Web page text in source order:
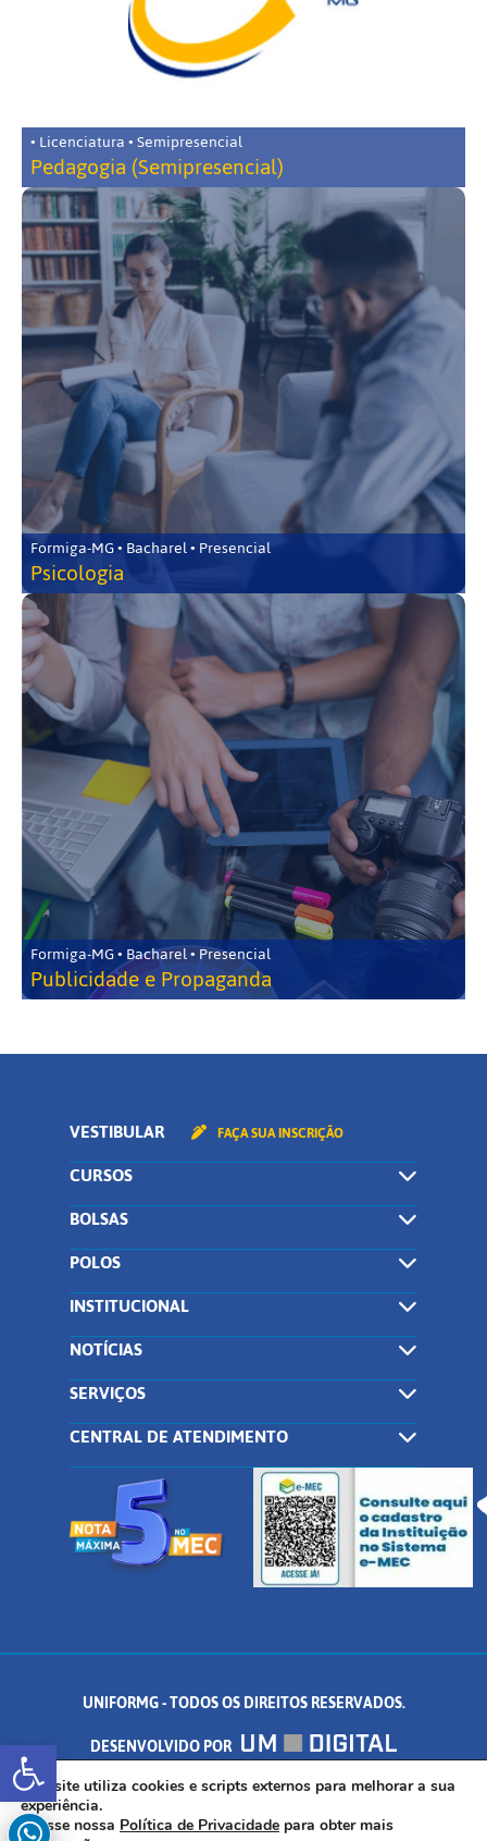
Abrir a barra de ferramentas
• Licenciatura • Semipresencial
Pedagogia (Semipresencial)
Formiga-MG • Bacharel • Presencial
Psicologia
Formiga-MG • Bacharel • Presencial
Publicidade e Propaganda
VESTIBULAR FAÇA SUA INSCRIÇÃO
CURSOS
BOLSAS
POLOS
INSTITUCIONAL
NOTÍCIAS
SERVIÇOS
CENTRAL DE ATENDIMENTO
UNIFORMG - TODOS OS DIREITOS RESERVADOS.
DESENVOLVIDO POR
AV. DR. ARNALDO DE SENNA, 328 - PALMEIRAS, FORMIGA/MG - CEP:
35.574.530
Este site utiliza cookies e scripts externos para melhorar a sua
experiência.
Acesse nossa Política de Privacidade para obter mais